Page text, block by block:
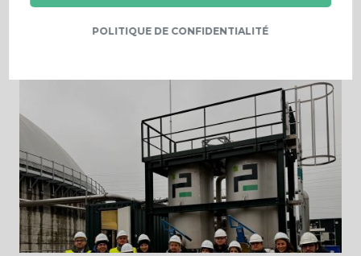
PRODEVAL – Une approche collective au service
POLITIQUE DE CONFIDENTIALITÉ